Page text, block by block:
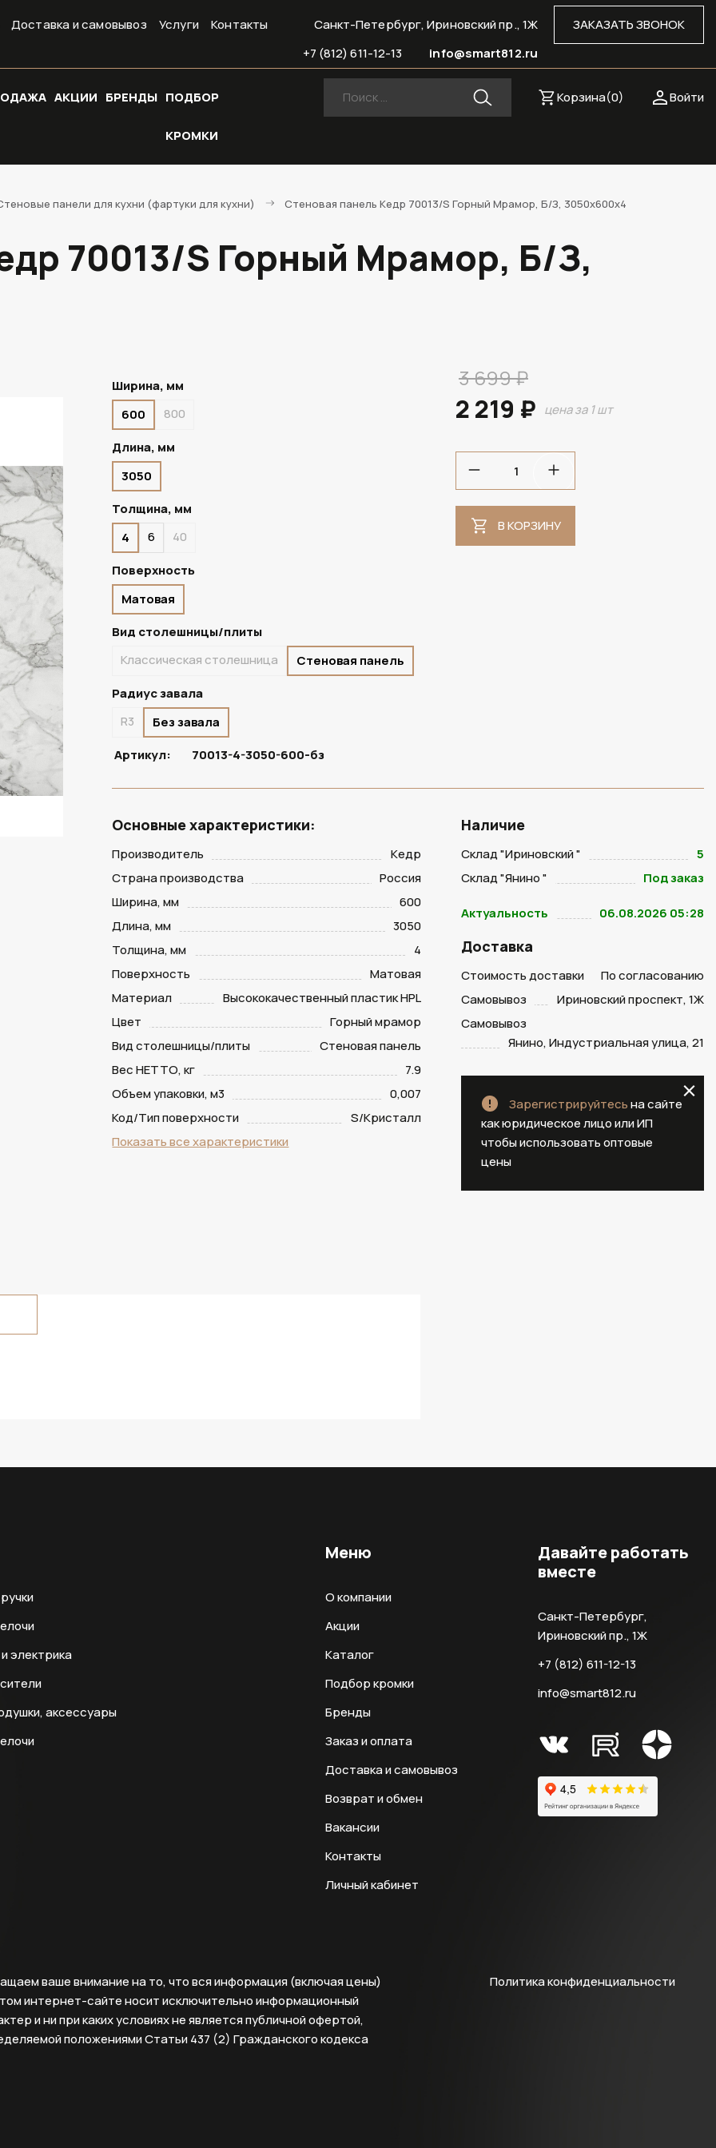
Доставка и самовывоз Услуги Контакты ЗАКАЗАТЬ ЗВОНОК
Санкт-Петербург, Ириновский пр., 1Ж
info@smart812.ru
+7 (812) 611-12-13
АКЦИИ БРЕНДЫ ПОДБОР
КРОМКИ
Войти
Корзина(0)
панели для кухни (фартуки для кухни) Стеновая панель Кедр 70013/S Горный Мрамор, Б/З, 3050х600х4
70013/S Горный Мрамор, Б/З,
В НАЛИЧИИ
Ширина, мм
600
800
Длина, мм
3050
Толщина, мм
4
6
40
Поверхность
Матовая
Вид столешницы/плиты
Классическая столешница
Стеновая панель
Радиус завала
R3
Без завала
Артикул:
70013-4-3050-600-бз
3 699 ₽
2 219 ₽ цена за 1 шт
В КОРЗИНУ
Основные характеристики:
Производитель
Кедр
Страна производства
Россия
Ширина, мм
600
Длина, мм
3050
Толщина, мм
4
Поверхность
Матовая
Материал
Высококачественный пластик HPL
Цвет
Горный мрамор
Вид столешницы/плиты
Стеновая панель
Вес НЕТТО, кг
7.9
Объем упаковки, м3
0,007
Код/Тип поверхности
S/Кристалл
Показать все характеристики
Наличие
Склад "Ириновский "
5
Склад "Янино "
Под заказ
Актуальность 06.08.2026 05:28
Доставка
Стоимость доставки
По согласованию
Самовывоз
Ириновский проспект, 1Ж
Самовывоз
Янино, Индустриальная улица, 21
Зарегистрируйтесьна сайте
как юридическое лицо или ИП
чтобы использовать оптовые
цены
электрика
аксессуары
Меню
О компании
Акции
Каталог
Подбор кромки
Бренды
Заказ и оплата
Доставка и самовывоз
Возврат и обмен
Вакансии
Контакты
Личный кабинет
Давайте работать
вместе
Санкт-Петербург,
Ириновский пр., 1Ж
+7 (812) 611-12-13
info@smart812.ru
Политика конфиденциальности
ваше внимание на то, что вся информация (включая цены)
интернет-сайте носит исключительно информационный
и ни при каких условиях не является публичной офертой,
положениями Статьи 437 (2) Гражданского кодекса